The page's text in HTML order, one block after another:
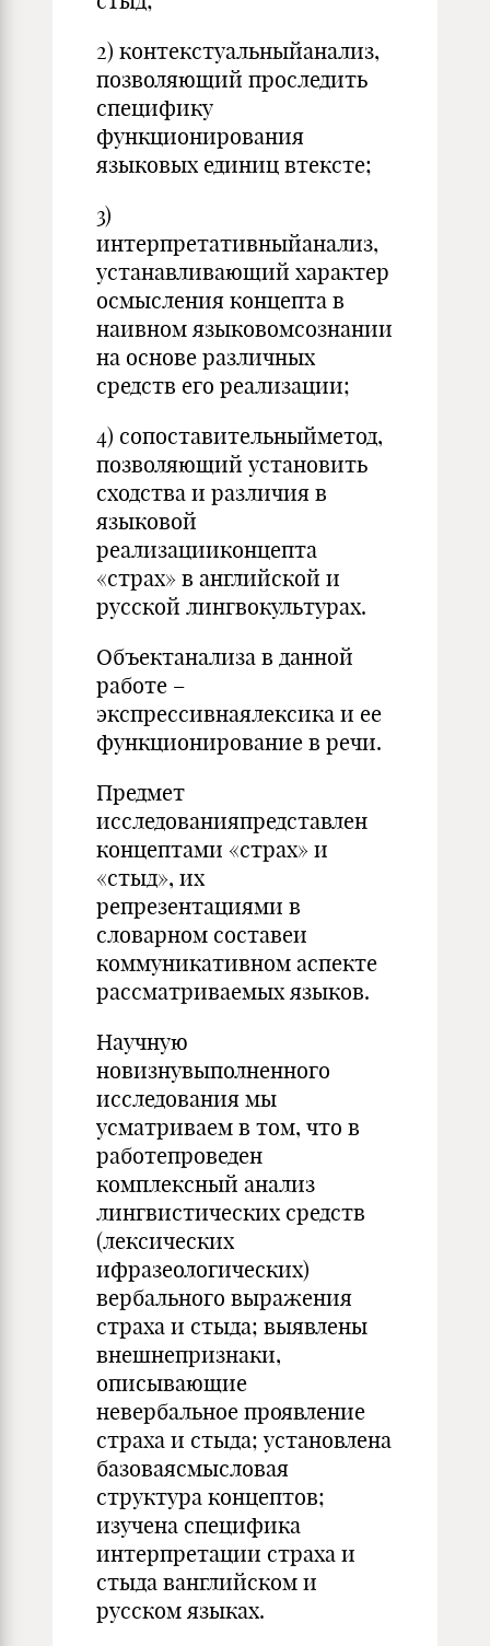
2) контекстуальныйанализ,
позволяющий проследить
специфику
функционирования
языковых единиц втексте;
3)
интерпретативныйанализ,
устанавливающий характер
осмысления концепта в
наивном языковомсознании
на основе различных
средств его реализации;
4) сопоставительныйметод,
позволяющий установить
сходства и различия в
языковой
реализацииконцепта
«страх» в английской и
русской лингвокультурах.
Объектанализа в данной
работе –
экспрессивнаялексика и ее
функционирование в речи.
Предмет
исследованияпредставлен
концептами «страх» и
«стыд», их
репрезентациями в
словарном составеи
коммуникативном аспекте
рассматриваемых языков.
Научную
новизнувыполненного
исследования мы
усматриваем в том, что в
работепроведен
комплексный анализ
лингвистических средств
(лексических
ифразеологических)
вербального выражения
страха и стыда; выявлены
внешнепризнаки,
описывающие
невербальное проявление
страха и стыда; установлена
базоваясмысловая
структура концептов;
изучена специфика
интерпретации страха и
стыда ванглийском и
русском языках.